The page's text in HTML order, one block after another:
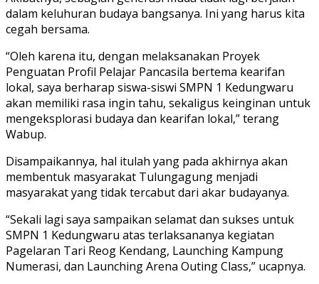
dalam keluhuran budaya bangsanya. Ini yang harus kita
cegah bersama.
“Oleh karena itu, dengan melaksanakan Proyek
Penguatan Profil Pelajar Pancasila bertema kearifan
lokal, saya berharap siswa-siswi SMPN 1 Kedungwaru
akan memiliki rasa ingin tahu, sekaligus keinginan untuk
mengeksplorasi budaya dan kearifan lokal,” terang
Wabup.
Disampaikannya, hal itulah yang pada akhirnya akan
membentuk masyarakat Tulungagung menjadi
masyarakat yang tidak tercabut dari akar budayanya.
“Sekali lagi saya sampaikan selamat dan sukses untuk
SMPN 1 Kedungwaru atas terlaksananya kegiatan
Pagelaran Tari Reog Kendang, Launching Kampung
Numerasi, dan Launching Arena Outing Class,” ucapnya.